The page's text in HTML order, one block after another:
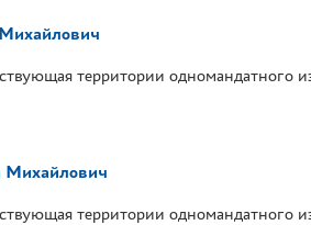
территории
Михайлович
территории